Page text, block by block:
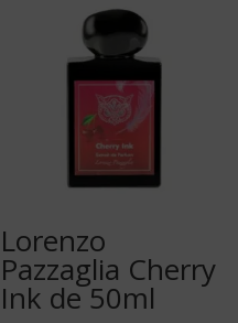
Lorenzo
Pazzaglia Cherry
Ink de 50ml